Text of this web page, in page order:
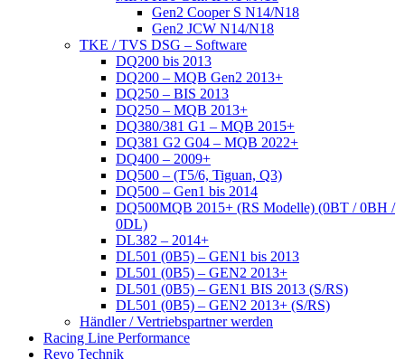
Gen2 Cooper S N14/N18
Gen2 JCW N14/N18
TKE / TVS DSG – Software
DQ200 bis 2013
DQ200 – MQB Gen2 2013+
DQ250 – BIS 2013
DQ250 – MQB 2013+
DQ380/381 G1 – MQB 2015+
DQ381 G2 G04 – MQB 2022+
DQ400 – 2009+
DQ500 – (T5/6, Tiguan, Q3)
DQ500 – Gen1 bis 2014
DQ500MQB 2015+ (RS Modelle) (0BT / 0BH /
0DL)
DL382 – 2014+
DL501 (0B5) – GEN1 bis 2013
DL501 (0B5) – GEN2 2013+
DL501 (0B5) – GEN1 BIS 2013 (S/RS)
DL501 (0B5) – GEN2 2013+ (S/RS)
Händler / Vertriebspartner werden
Racing Line Performance
Revo Technik